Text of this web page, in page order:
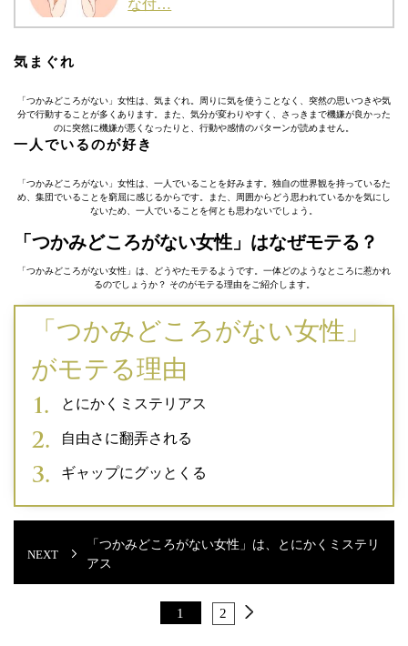
な付…
気まぐれ
「つかみどころがない」女性は、気まぐれ。周りに気を使うことなく、突然の思いつきや気
分で行動することが多くあります。また、気分が変わりやすく、さっきまで機嫌が良かった
のに突然に機嫌が悪くなったりと、行動や感情のパターンが読めません。
一人でいるのが好き
「つかみどころがない」女性は、一人でいることを好みます。独自の世界観を持っているた
め、集団でいることを窮屈に感じるからです。また、周囲からどう思われているかを気にし
ないため、一人でいることを何とも思わないでしょう。
「つかみどころがない女性」はなぜモテる？
「つかみどころがない女性」は、どうやたモテるようです。一体どのようなところに惹かれ
るのでしょうか？ そのがモテる理由をご紹介します。
「つかみどころがない女性」
がモテる理由
とにかくミステリアス
自由さに翻弄される
ギャップにグッとくる
「つかみどころがない女性」は、とにかくミステリ
アス
1 2